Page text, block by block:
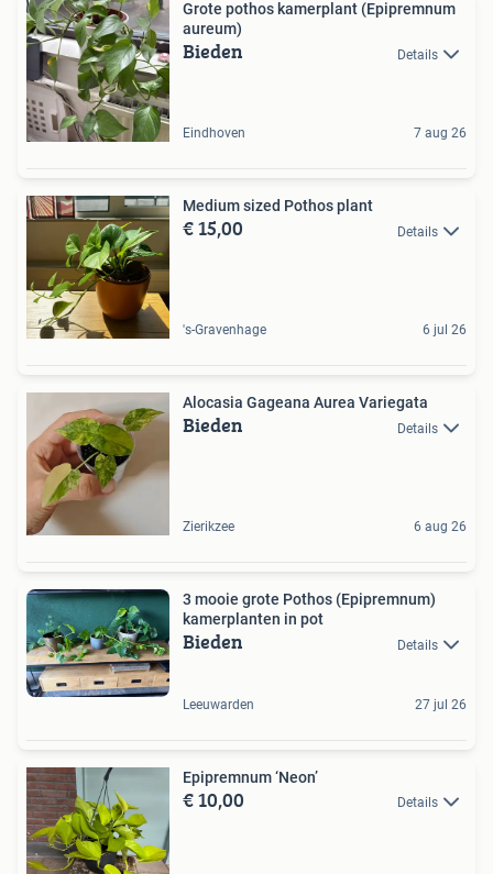
Grote pothos kamerplant (Epipremnum
aureum)
Bieden Details
Eindhoven 7 aug 26
Medium sized Pothos plant
€ 15,00 Details
's-Gravenhage 6 jul 26
Alocasia Gageana Aurea Variegata
Bieden Details
Zierikzee 6 aug 26
3 mooie grote Pothos (Epipremnum)
kamerplanten in pot
Bieden Details
Leeuwarden 27 jul 26
Epipremnum ‘Neon’
€ 10,00 Details